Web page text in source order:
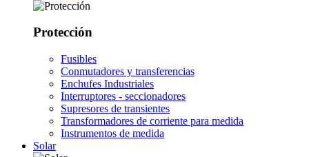
Protección
Fusibles
Conmutadores y transferencias
Enchufes Industriales
Interruptores - seccionadores
Supresores de transientes
Transformadores de corriente para medida
Instrumentos de medida
Solar